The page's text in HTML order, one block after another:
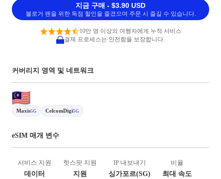
지금 구매 - $3.90 USD
블로거 팬을 위한 독점 할인을 즐겼으며 주문 시 즐길 수 있습니다.
10만 명 이상의 여행자에게 누적 서비스
결제 프로세스는 안전함을 보장합니다.
커버리지 영역 및 네트워크
Maxis5G CelcomDigi5G
eSIM 매개 변수
서비스 지원
데이터
핫스팟 지원
지원
IP 내보내기
싱가포르(SG)
비율
최대 속도